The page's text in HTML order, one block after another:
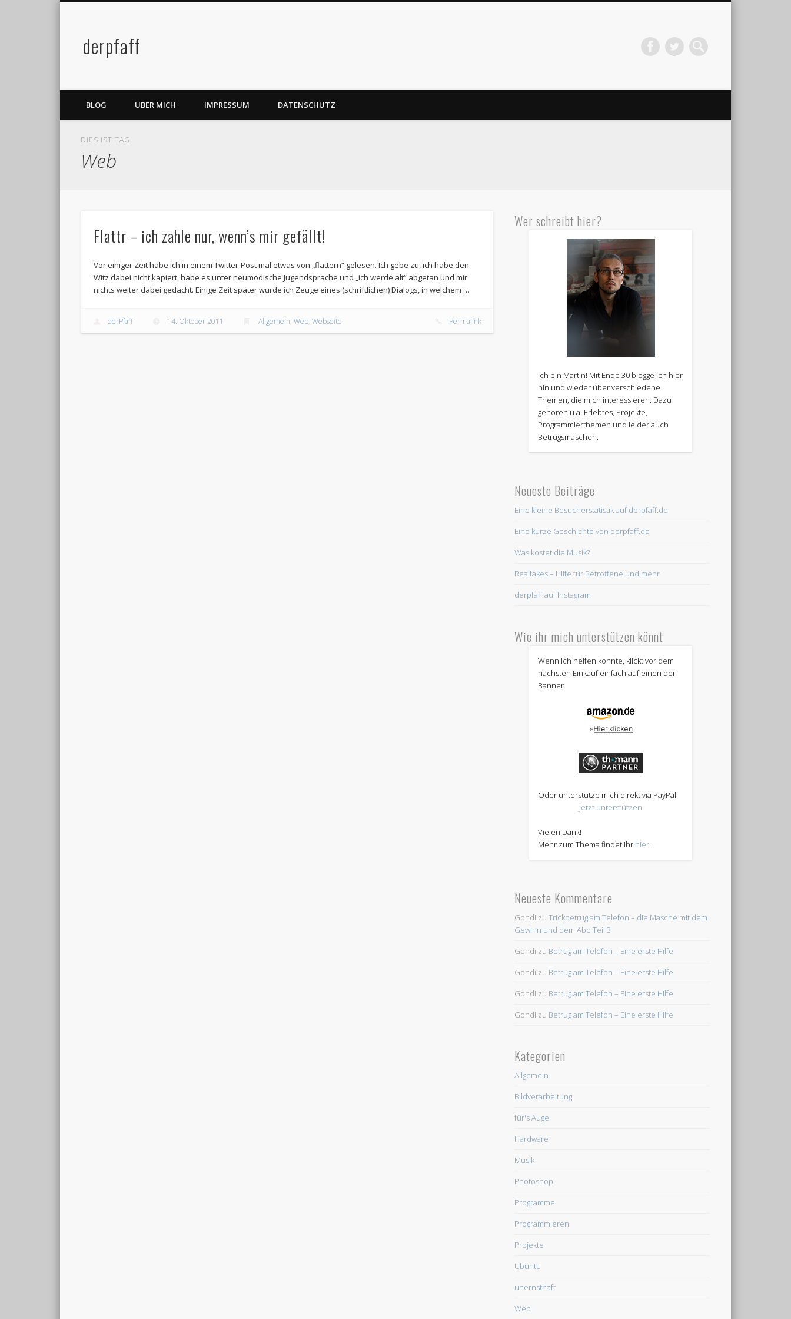
derpfaff
FacebookTwitter
BLOG ÜBER MICH IMPRESSUM DATENSCHUTZ
DIES IST TAG
Web
Flattr – ich zahle nur, wenn’s mir gefällt!
Vor einiger Zeit habe ich in einem Twitter-Post mal etwas von „flattern“ gelesen. Ich gebe zu, ich habe den
Witz dabei nicht kapiert, habe es unter neumodische Jugendsprache und „ich werde alt“ abgetan und mir
nichts weiter dabei gedacht. Einige Zeit später wurde ich Zeuge eines (schriftlichen) Dialogs, in welchem …
derPfaff 14. Oktober 2011 Allgemein, Web, Webseite Permalink
Wer schreibt hier?
Ich bin Martin! Mit Ende 30 blogge ich hier
hin und wieder über verschiedene
Themen, die mich interessieren. Dazu
gehören u.a. Erlebtes, Projekte,
Programmierthemen und leider auch
Betrugsmaschen.
Neueste Beiträge
Eine kleine Besucherstatistik auf derpfaff.de
Eine kurze Geschichte von derpfaff.de
Was kostet die Musik?
Realfakes – Hilfe für Betroffene und mehr
derpfaff auf Instagram
Wie ihr mich unterstützen könnt
Wenn ich helfen konnte, klickt vor dem
nächsten Einkauf einfach auf einen der
Banner.
Oder unterstütze mich direkt via PayPal.
Jetzt unterstützen
Vielen Dank!
Mehr zum Thema findet ihr hier.
Neueste Kommentare
Gondi zuTrickbetrug am Telefon – die Masche mit dem
Gewinn und dem Abo Teil 3
Gondi zu Betrug am Telefon – Eine erste Hilfe
Gondi zu Betrug am Telefon – Eine erste Hilfe
Gondi zu Betrug am Telefon – Eine erste Hilfe
Gondi zu Betrug am Telefon – Eine erste Hilfe
Kategorien
Allgemein
Bildverarbeitung
für's Auge
Hardware
Musik
Photoshop
Programme
Programmieren
Projekte
Ubuntu
unernsthaft
Web